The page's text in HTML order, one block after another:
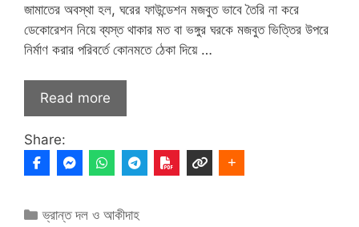
জামাতের অবস্থা হল, ঘরের ফাউন্ডেশন মজবুত ভাবে তৈরি না করে
ডেকোরেশন নিয়ে ব্যস্ত থাকার মত বা ভঙ্গুর ঘরকে মজবুত ভিত্তির উপরে
নির্মাণ করার পরিবর্তে কোনমতে ঠেকা দিয়ে …
Read more
Share:
Categories
ভ্রান্ত দল ও আকীদাহ